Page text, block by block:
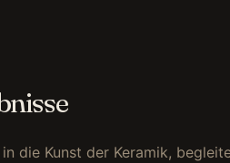
die Kunst der Keramik,